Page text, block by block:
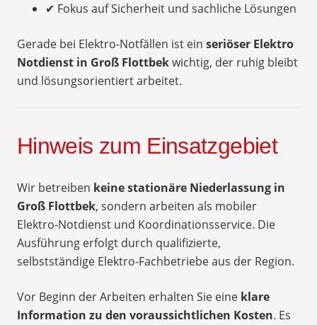
✔ Fokus auf Sicherheit und sachliche Lösungen
Gerade bei Elektro-Notfällen ist ein seriöser Elektro
Notdienst in Groß Flottbekwichtig, der ruhig bleibt
und lösungsorientiert arbeitet.
Hinweis zum Einsatzgebiet
Wir betreiben keine stationäre Niederlassung in
Groß Flottbek, sondern arbeiten als mobiler
Elektro-Notdienst und Koordinationsservice. Die
Ausführung erfolgt durch qualifizierte,
selbstständige Elektro-Fachbetriebe aus der Region.
Vor Beginn der Arbeiten erhalten Sie eine klare
Information zu den voraussichtlichen Kosten. Es